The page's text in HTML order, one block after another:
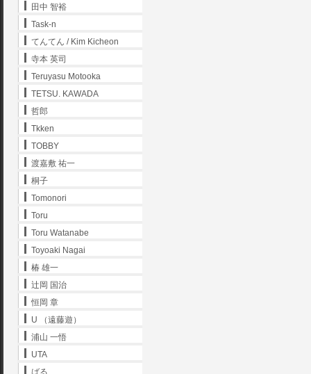
田中 智裕
Task-n
てんてん / Kim Kicheon
寺本 英司
Teruyasu Motooka
TETSU. KAWADA
哲郎
Tkken
TOBBY
渡嘉敷 祐一
桐子
Tomonori
Toru
Toru Watanabe
Toyoaki Nagai
椿 雄一
辻岡 国治
恒岡 章
U （遠藤遊）
浦山 一悟
UTA
ばる